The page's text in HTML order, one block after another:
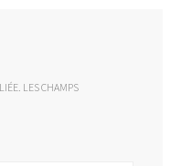
LES CHAMPS